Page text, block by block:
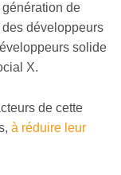
de
des développeurs
solide
X.
de cette
à réduire leur